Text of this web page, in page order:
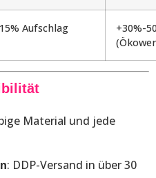
Aufschlag
+30%-
Material und jede
: DDP-Versand in über 30